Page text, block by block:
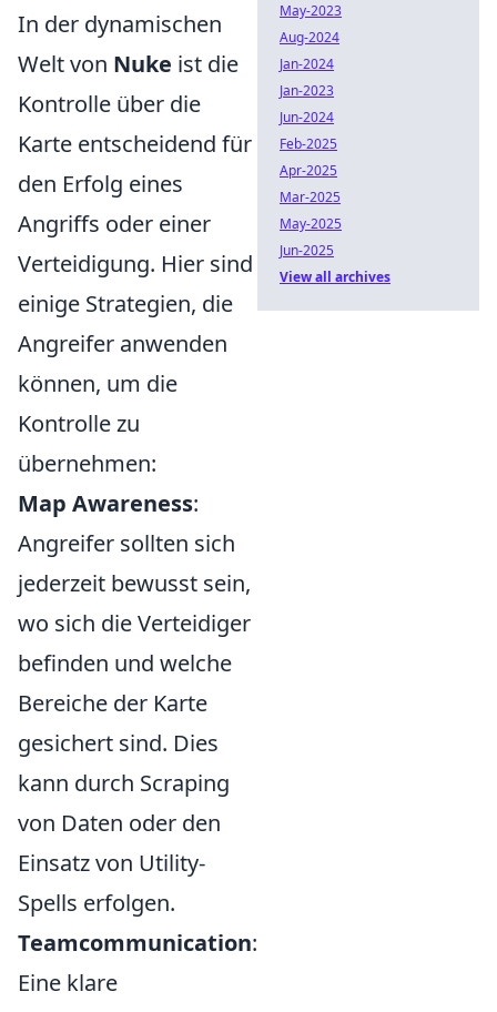
In der dynamischen
Welt von Nuke ist die
Kontrolle über die
Karte entscheidend für
den Erfolg eines
Angriffs oder einer
Verteidigung. Hier sind
einige Strategien, die
Angreifer anwenden
können, um die
Kontrolle zu
übernehmen:
Map Awareness:
Angreifer sollten sich
jederzeit bewusst sein,
wo sich die Verteidiger
befinden und welche
Bereiche der Karte
gesichert sind. Dies
kann durch Scraping
von Daten oder den
Einsatz von Utility-
Spells erfolgen.
Teamcommunication:
Eine klare
May-2023
Aug-2024
Jan-2024
Jan-2023
Jun-2024
Feb-2025
Apr-2025
Mar-2025
May-2025
Jun-2025
View all archives